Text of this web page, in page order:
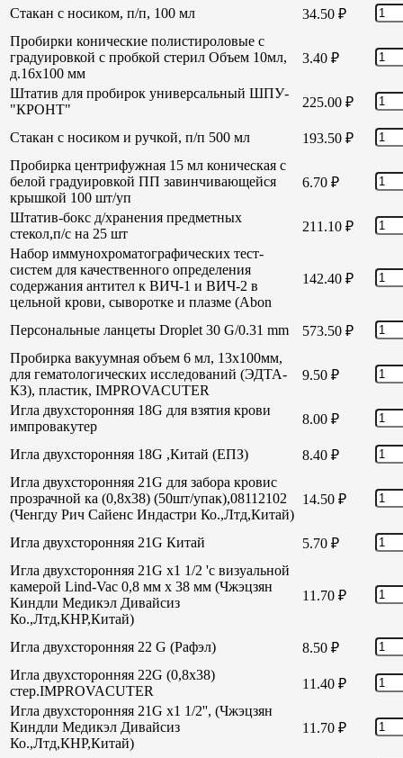
Стакан с носиком, п/п, 100 мл 34.50 ₽
Пробирки конические полистироловые с
градуировкой с пробкой стерил Объем 10мл,
д.16х100 мм
3.40 ₽
Штатив для пробирок универсальный ШПУ-
"КРОНТ"
225.00 ₽
Стакан с носиком и ручкой, п/п 500 мл 193.50 ₽
Пробирка центрифужная 15 мл коническая с
белой градуировкой ПП завинчивающейся
крышкой 100 шт/уп
6.70 ₽
Штатив-бокс д/хранения предметных
стекол,п/с на 25 шт
211.10 ₽
Набор иммунохроматографических тест-
систем для качественного определения
содержания антител к ВИЧ-1 и ВИЧ-2 в
цельной крови, сыворотке и плазме (Abon
142.40 ₽
Персональные ланцеты Droplet 30 G/0.31 mm 573.50 ₽
Пробирка вакуумная объем 6 мл, 13х100мм,
для гематологических исследований (ЭДТА-
КЗ), пластик, IMPROVACUTER
9.50 ₽
Игла двухсторонняя 18G для взятия крови
импровакутер
8.00 ₽
Игла двухсторонняя 18G ,Китай (ЕПЗ) 8.40 ₽
Игла двухсторонняя 21G для забора кровис
прозрачной ка (0,8х38) (50шт/упак),08112102
(Ченгду Рич Сайенс Индастри Ко.,Лтд,Китай)
14.50 ₽
Игла двухсторонняя 21G Китай 5.70 ₽
Игла двухсторонняя 21G х1 1/2 'с визуальной
камерой Lind-Vac 0,8 мм х 38 мм (Чжэцзян
Киндли Медикэл Дивайсиз
Ко.,Лтд,КНР,Китай)
11.70 ₽
Игла двухсторонняя 22 G (Рафэл) 8.50 ₽
Игла двухсторонняя 22G (0,8х38)
стер.IMPROVACUTER
11.40 ₽
Игла двухсторонняя 21G х1 1/2'', (Чжэцзян
Киндли Медикэл Дивайсиз
Ко.,Лтд,КНР,Китай)
11.70 ₽